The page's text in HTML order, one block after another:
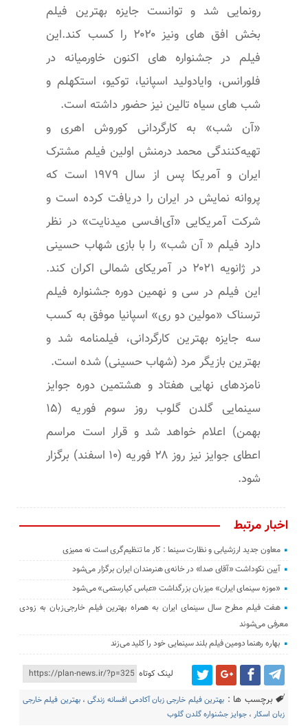
رونمایی شد و توانست جایزه بهترین فیلم
بخش افق های ونیز ۲۰۲۰ را کسب کند.این
فیلم در جشنواره های اکنون خاورمیانه در
فلورانس، وایادولید اسپانیا، توکیو، استکهلم و
شب های سیاه تالین نیز حضور داشته است.
«آن شب» به کارگردانی کوروش اهری و
تهیه‌کنندگی محمد درمنش اولین فیلم مشترک
ایران و آمریکا پس از سال ۱۹۷۹ است که
پروانه نمایش در ایران را دریافت کرده است و
شرکت آمریکایی «آی‌اف‌سی میدنایت» در نظر
دارد فیلم « آن شب» را با بازی شهاب حسینی
در ژانویه ۲۰۲۱ در آمریکای شمالی اکران کند.
این فیلم در سی و نهمین دوره جشنواره فیلم
ترسناک «مولین دو ری» اسپانیا موفق به کسب
سه جایزه بهترین کارگردانی، فیلمنامه شد و
بهترین بازیگر مرد (شهاب حسینی) شده است.
نامزدهای نهایی هفتاد و هشتمین دوره جوایز
سینمایی گلدن گلوب روز سوم فوریه (۱۵
بهمن) اعلام خواهد شد و قرار است مراسم
اعطای جوایز نیز روز ۲۸ فوریه (۱۰ اسفند) برگزار
شود.
اخبار مرتبط
معاون جدید ارزشیابی و نظارت سینما : کار ما تنظیم‌گری است نه ممیزی
آیین نکوداشت «آقای صدا» در خانه‌ی هنرمندان ایران برگزار می‌شود
«موزه سینمای ایران» میزبان بزرگداشت «عباس کیارستمی» می‌شود
هفت فیلم مطرح سال سینمای ایران به همراه بهترین فیلم خارجی‌زبان به زودی
معرفی می‌شوند
بهاره رهنما دومین فیلم بلند سینمایی خود را کلید می‌زند
لینک کوتاه
برچسب ها : بهترین فیلم خارجی زبان آکادمی افسانه زندگی،بهترین فیلم خارجی
زبان اسکار ،جوایز جشنواره گلدن گلوب